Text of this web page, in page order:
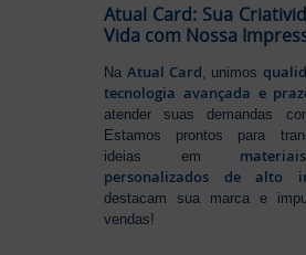
Atual Card: Sua
Vida com Nossa
Na Atual Card , unimos
tecnologia avançada e
atender suas demandas
Estamos prontos para
ideias em
personalizados de alto
destacam sua marca e
vendas!